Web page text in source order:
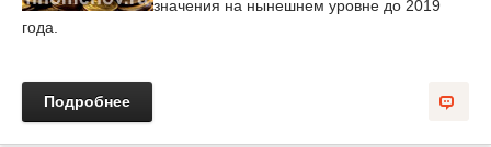
значения на нынешнем уровне до 2019
года.
Подробнее